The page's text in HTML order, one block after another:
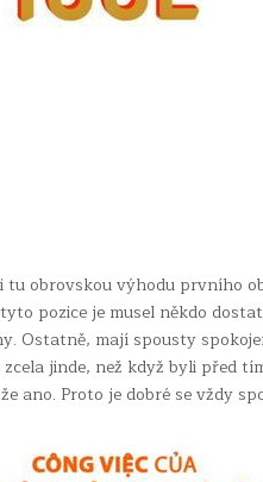
tu obrovskou výhodu prvního
pozice je musel někdo
Ostatně, mají spousty
jinde, než když byli před
ano. Proto je dobré se vždy